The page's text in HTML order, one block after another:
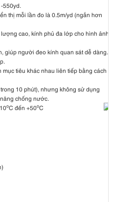
550yd.
thị mỗi lần đo là 0.5m/yd (ngắn hơn
cao, kính phủ đa lớp cho hình ảnh
giúp người đeo kính quan sát dễ dàng.
tiêu khác nhau liên tiếp bằng cách
10 phút), nhưng không sử dụng
chống nước.
oC đến +50oC